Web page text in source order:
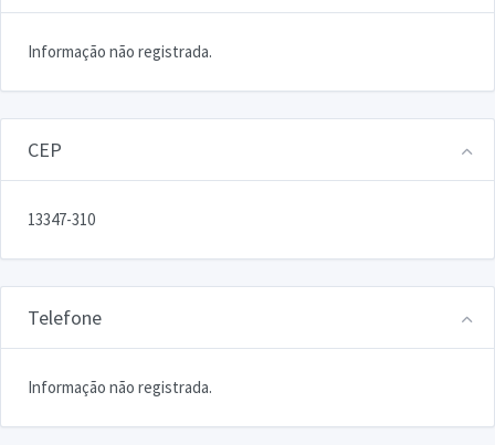
Informação não registrada.
CEP
13347-310
Telefone
Informação não registrada.